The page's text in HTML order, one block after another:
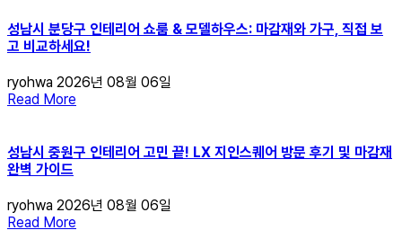
성남시 분당구 인테리어 쇼룸 & 모델하우스: 마감재와 가구, 직접 보
고 비교하세요!
ryohwa 2026년 08월 06일
Read More
성남시 중원구 인테리어 고민 끝! LX 지인스퀘어 방문 후기 및 마감재
완벽 가이드
ryohwa 2026년 08월 06일
Read More